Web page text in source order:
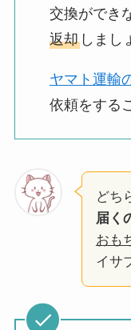
交換ができ
返却しまし
ヤマト運輸
依頼をする
どち
届く
おも
イサ